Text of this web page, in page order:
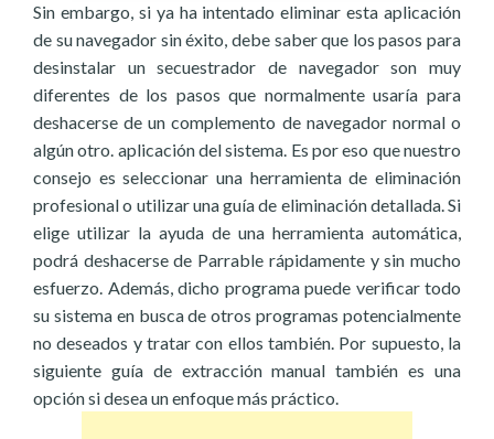
Sin embargo, si ya ha intentado eliminar esta aplicación
de su navegador sin éxito, debe saber que los pasos para
desinstalar un secuestrador de navegador son muy
diferentes de los pasos que normalmente usaría para
deshacerse de un complemento de navegador normal o
algún otro. aplicación del sistema. Es por eso que nuestro
consejo es seleccionar una herramienta de eliminación
profesional o utilizar una guía de eliminación detallada. Si
elige utilizar la ayuda de una herramienta automática,
podrá deshacerse de Parrable rápidamente y sin mucho
esfuerzo. Además, dicho programa puede verificar todo
su sistema en busca de otros programas potencialmente
no deseados y tratar con ellos también. Por supuesto, la
siguiente guía de extracción manual también es una
opción si desea un enfoque más práctico.